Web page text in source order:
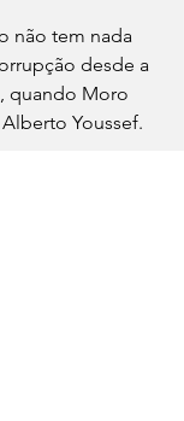
não tem nada
desde a
quando Moro
Youssef.